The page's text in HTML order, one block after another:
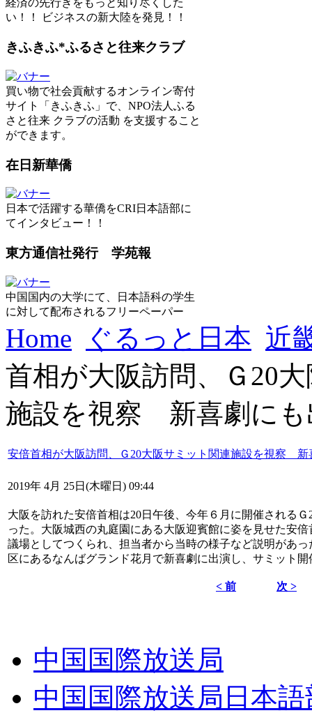
経済の先行きをもっと知り尽くした
い！！ ビジネスの新大陸を発見！！
きふきふ*ふるさと往来クラブ
買い物で社会貢献するオンライン寄付
サイト「きふきふ」で、NPO法人ふる
さと往来 クラブの活動 を支援すること
ができます。
在日新華僑
日本で活躍する華僑をCRI日本語部に
てインタビュー！！
東方通信社発行 学苑報
中国国内の大学にて、日本語科の学生
に対して配布されるフリーペーパー
Home ぐるっと日本 近
首相が大阪訪問、Ｇ20
施設を視察 新喜劇にも
安倍首相が大阪訪問、Ｇ20大阪サミット関連施設を視察 新
2019年 4月 25日(木曜日) 09:44
大阪を訪れた安倍首相は20日午後、今年６月に開催される
った。大阪城西の丸庭園にある大阪迎賓館に姿を見せた安
議場としてつくられ、担当者から当時の様子など説明があ
区にあるなんばグランド花月で新喜劇に出演し、サミット
< 前 次 >
中国国際放送局
中国国際放送局日本語